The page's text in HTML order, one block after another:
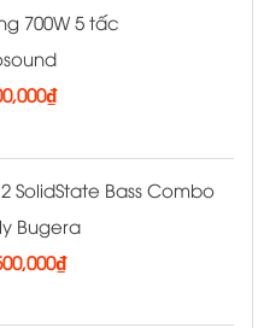
700W 5 tấc
₫
SolidState Bass Combo
Bugera
₫